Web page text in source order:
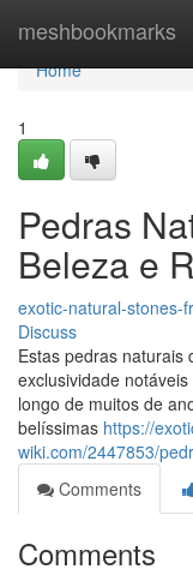
meshbookmarks
Home
Home
1
Pedras
Beleza e
exotic-natural-stones-
Discuss
Estas pedras naturais
exclusividade
longo de muitos de
belíssimas https://
wiki.com/2447853/
Comments
Comments